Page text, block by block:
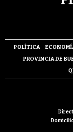
POLÍTICA
PROVINCIA DE